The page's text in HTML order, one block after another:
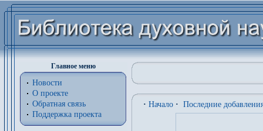
Главное меню
Новости
О проекте
Обратная связь
Поддержка проекта
· Начало · Последние